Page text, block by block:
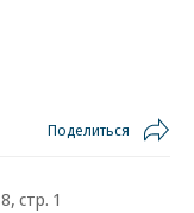
Поделиться
стр. 1